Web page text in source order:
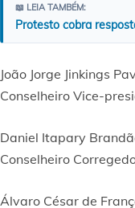
📖 LEIA TAMBÉM:
Protesto cobra
João Jorge Jinkings
Conselheiro Vice-
Daniel Itapary
Conselheiro
Álvaro César de